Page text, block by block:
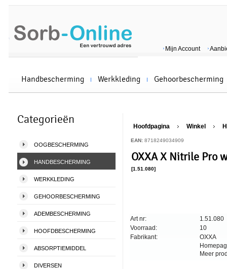
Mijn Account
Handbescherming Werkkleding Gehoorbescherming
Categorieën
OOGBESCHERMING
HANDBESCHERMING
WERKKLEDING
GEHOORBESCHERMING
ADEMBESCHERMING
HOOFDBESCHERMING
ABSORPTIEMIDDEL
DIVERSEN
Hoofdpagina Winkel
EAN: 8718249034909
OXXA X Nitrile Pro
[1.51.080]
Art nr:
Voorraad:
Fabrikant:
1.51.080
10
OXXA
Meer